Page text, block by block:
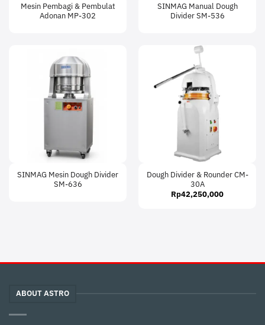
Mesin Pembagi & Pembulat
Adonan MP-302
SINMAG Manual Dough
Divider SM-536
SINMAG Mesin Dough Divider
SM-636
Dough Divider & Rounder CM-
30A
Rp42,250,000
ABOUT ASTRO